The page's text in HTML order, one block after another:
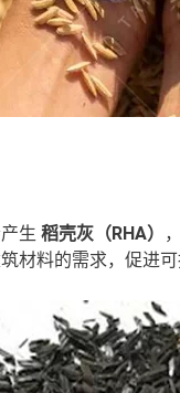
生 稻壳灰（RHA）
材料的需求，促进可